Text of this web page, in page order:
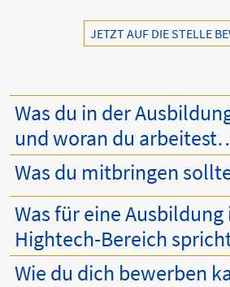
JETZT AUF DIE STELLE
Was du in der
und woran du
Was du mitbringen
Was für eine Ausbildung
Hightech-Bereich
Wie du dich bewerben